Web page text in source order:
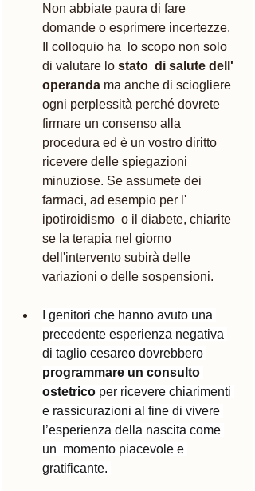
Non abbiate paura di fare
domande o esprimere incertezze.
Il colloquio ha  lo scopo non solo
di valutare lo stato  di salute dell'
operanda ma anche di sciogliere
ogni perplessità perché dovrete
firmare un consenso alla
procedura ed è un vostro diritto
ricevere delle spiegazioni
minuziose. Se assumete dei
farmaci, ad esempio per l'
ipotiroidismo  o il diabete, chiarite
se la terapia nel giorno
dell'intervento subirà delle
variazioni o delle sospensioni.
I genitori che hanno avuto una
precedente esperienza negativa
di taglio cesareo dovrebbero
programmare un consulto
ostetrico per ricevere chiarimenti
e rassicurazioni al fine di vivere
l’esperienza della nascita come
un  momento piacevole e
gratificante.